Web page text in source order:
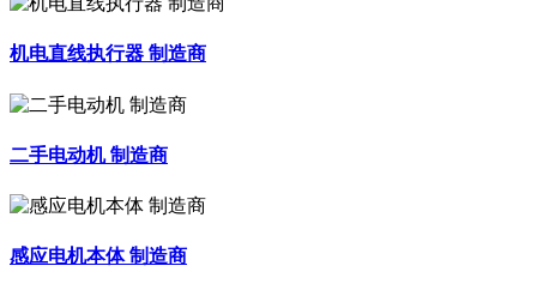
机电直线执行器 制造商
二手电动机 制造商
感应电机本体 制造商